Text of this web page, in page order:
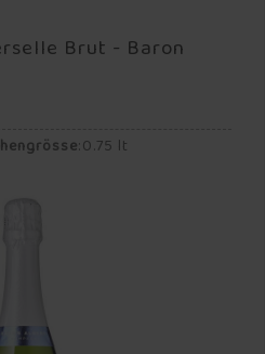
Brut - Baron
:0.75 lt